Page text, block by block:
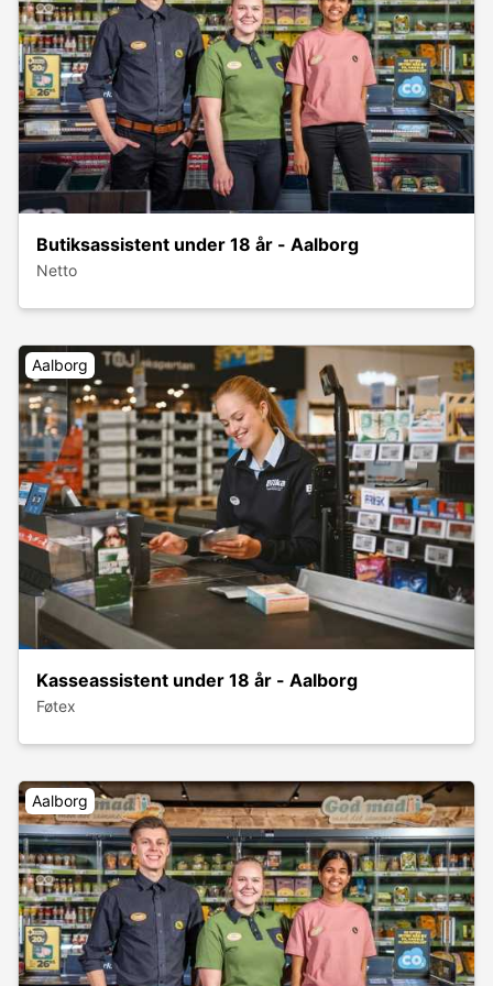
Butiksassistent under 18 år - Aalborg
Netto
Aalborg
Kasseassistent under 18 år - Aalborg
Føtex
Aalborg